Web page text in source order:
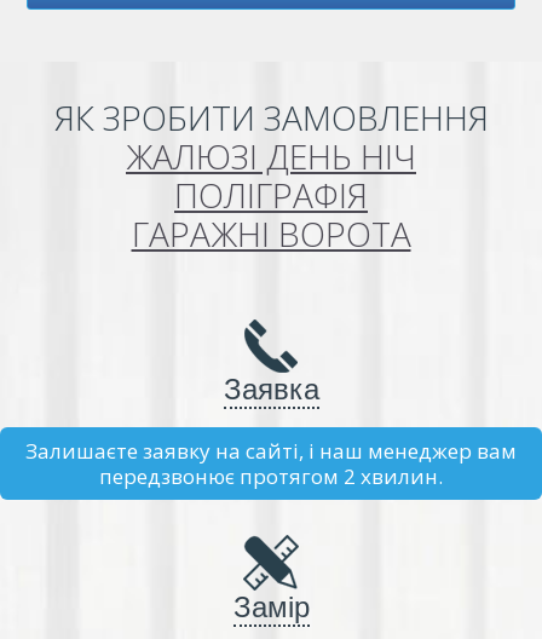
ЯК ЗРОБИТИ ЗАМОВЛЕННЯ
ЖАЛЮЗІ ДЕНЬ НІЧ
ПОЛІГРАФІЯ
ГАРАЖНІ ВОРОТА
Заявка
Залишаєте заявку на сайті, і наш менеджер вам
передзвонює протягом 2 хвилин.
Замір